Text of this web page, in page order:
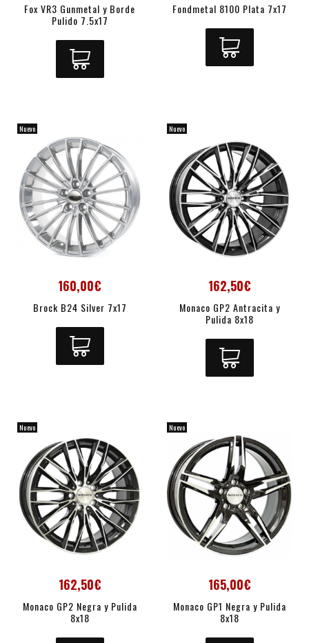
Fox VR3 Gunmetal y Borde
Pulido 7.5x17
Fondmetal 8100 Plata 7x17
Nuevo
160,00€
Brock B24 Silver 7x17
Nuevo
162,50€
Monaco GP2 Antracita y
Pulida 8x18
Nuevo
162,50€
Monaco GP2 Negra y Pulida
8x18
Nuevo
165,00€
Monaco GP1 Negra y Pulida
8x18